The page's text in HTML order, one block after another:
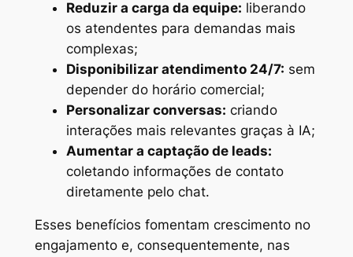
Reduzir a carga da equipe: liberando
os atendentes para demandas mais
complexas;
Disponibilizar atendimento 24/7: sem
depender do horário comercial;
Personalizar conversas: criando
interações mais relevantes graças à IA;
Aumentar a captação de leads:
coletando informações de contato
diretamente pelo chat.
Esses benefícios fomentam crescimento no
engajamento e, consequentemente, nas